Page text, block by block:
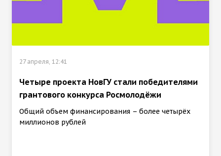
27 апреля, 12:41
Четыре проекта НовГУ стали победителями
грантового конкурса Росмолодёжи
Общий объем финансирования – более четырёх
миллионов рублей